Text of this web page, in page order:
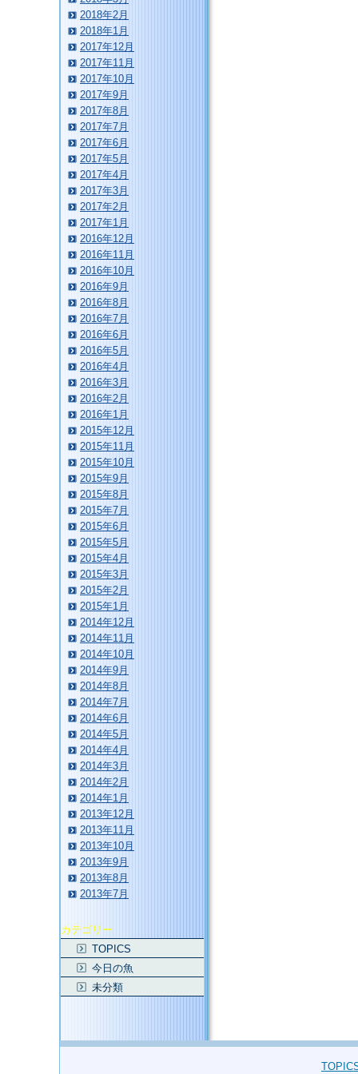
2018年2月
2018年1月
2017年12月
2017年11月
2017年10月
2017年9月
2017年8月
2017年7月
2017年6月
2017年5月
2017年4月
2017年3月
2017年2月
2017年1月
2016年12月
2016年11月
2016年10月
2016年9月
2016年8月
2016年7月
2016年6月
2016年5月
2016年4月
2016年3月
2016年2月
2016年1月
2015年12月
2015年11月
2015年10月
2015年9月
2015年8月
2015年7月
2015年6月
2015年5月
2015年4月
2015年3月
2015年2月
2015年1月
2014年12月
2014年11月
2014年10月
2014年9月
2014年8月
2014年7月
2014年6月
2014年5月
2014年4月
2014年3月
2014年2月
2014年1月
2013年12月
2013年11月
2013年10月
2013年9月
2013年8月
2013年7月
カテゴリー
TOPICS
今日の魚
未分類